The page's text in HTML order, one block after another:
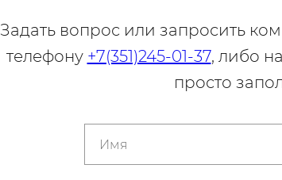
Задать вопрос или запросить
телефону +7(351)245-01-37, либо
просто